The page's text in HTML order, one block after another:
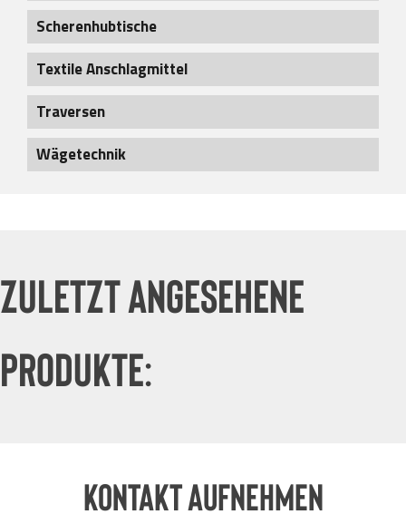
Rollfahrwerke
Scherenhubtische
Textile Anschlagmittel
Hebebänder
Rundschlingen
Schutz für Anschlagmittel
Traversen
Fass-Handling
Kran-Traversen
Wägetechnik
Zuletzt angesehene
Produkte:
Kontakt aufnehmen